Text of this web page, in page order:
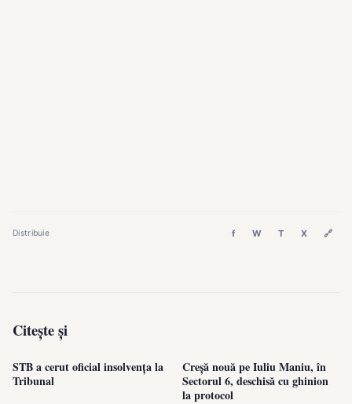
Distribuie f W T X 🔗
Citește și
STB a cerut oficial insolvența la
Tribunal
Creșă nouă pe Iuliu Maniu, în
Sectorul 6, deschisă cu ghinion
la protocol